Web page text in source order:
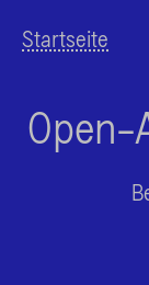
Startseite
Open-